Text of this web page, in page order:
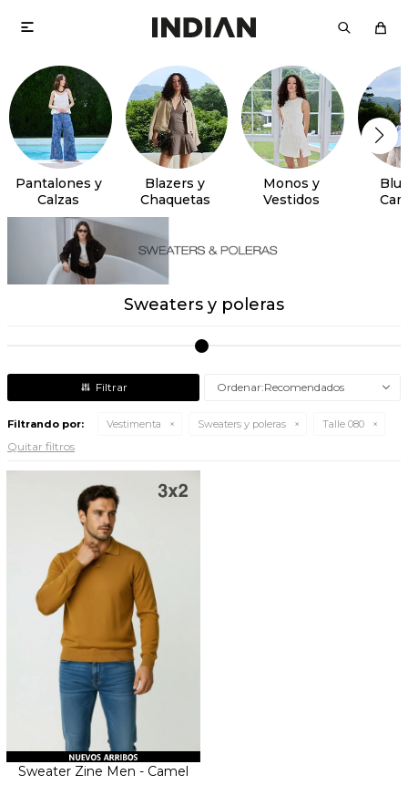

Pantalones y
Calzas
Blazers y
Chaquetas
Monos y
Vestidos
Sweaters y poleras
Recomendados
Filtrando por: Vestimenta Sweaters y poleras Talle 080
Quitar filtros
Sweater Zine Men - Camel